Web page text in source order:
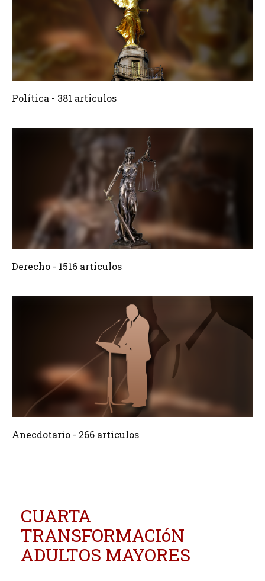
381 Articulos
Política - 381 articulos
Crear 1516 Articulos
Derecho - 1516 articulos
Crear 266 Articulos
Anecdotario - 266 articulos
CUARTA
TRANSFORMACIóN
ADULTOS MAYORES